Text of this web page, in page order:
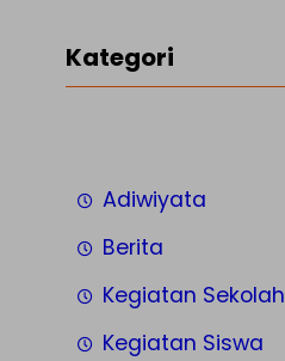
Kategori
Adiwiyata
Berita
Kegiatan Sekolah
Kegiatan Siswa